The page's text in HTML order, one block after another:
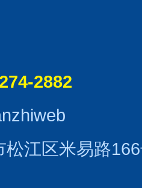
2882
松江区米易路